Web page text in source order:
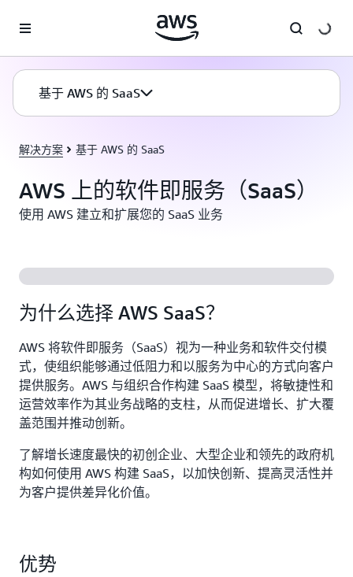
基于 AWS 的 SaaS
解决方案 基于 AWS 的 SaaS
AWS 上的软件即服务（SaaS）
使用 AWS 建立和扩展您的 SaaS 业务
为什么选择 AWS SaaS？
AWS 将软件即服务（SaaS）视为一种业务和软件交付模
式，使组织能够通过低阻力和以服务为中心的方式向客户
提供服务。AWS 与组织合作构建 SaaS 模型，将敏捷性和
运营效率作为其业务战略的支柱，从而促进增长、扩大覆
盖范围并推动创新。
了解增长速度最快的初创企业、大型企业和领先的政府机
构如何使用 AWS 构建 SaaS，以加快创新、提高灵活性并
为客户提供差异化价值。
优势